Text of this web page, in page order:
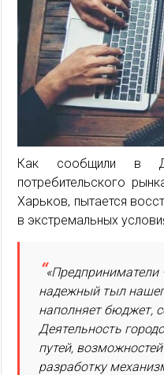
Как сообщили в
потребительского
Харьков, пытается
в экстремальных
надежный тыл
наполняет бюджет,
Деятельность
путей,
разработку